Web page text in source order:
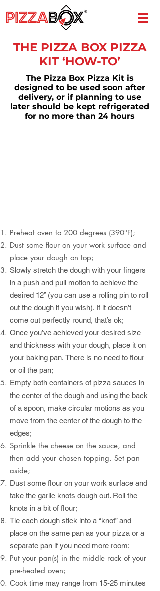
THE PIZZA BOX PIZZA
KIT ‘HOW-TO’
The Pizza Box Pizza Kit is
designed to be used soon after
delivery, or if planning to use
later should be kept refrigerated
for no more than 24 hours
Preheat oven to 200 degrees (390°F);
Dust some flour on your work surface and
place your dough on top;
Slowly stretch the dough with your fingers
in a push and pull motion to achieve the
desired 12” (you can use a rolling pin to roll
out the dough if you wish). If it doesn’t
come out perfectly round, that’s ok;
Once you’ve achieved your desired size
and thickness with your dough, place it on
your baking pan. There is no need to flour
or oil the pan;
Empty both containers of pizza sauces in
the center of the dough and using the back
of a spoon, make circular motions as you
move from the center of the dough to the
edges;
Sprinkle the cheese on the sauce, and
then add your chosen topping. Set pan
aside;
Dust some flour on your work surface and
take the garlic knots dough out. Roll the
knots in a bit of flour;
Tie each dough stick into a “knot” and
place on the same pan as your pizza or a
separate pan if you need more room;
Put your pan(s) in the middle rack of your
pre-heated oven;
Cook time may range from 15-25 minutes